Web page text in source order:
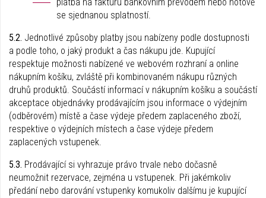
se sjednanou splatností.
5.2. Jednotlivé způsoby platby jsou nabízeny podle dostupnosti
a podle toho, o jaký produkt a čas nákupu jde. Kupující
respektuje možnosti nabízené ve webovém rozhraní a online
nákupním košíku, zvláště při kombinovaném nákupu různých
druhů produktů. Součástí informací v nákupním košíku a součástí
akceptace objednávky prodávajícím jsou informace o výdejním
(odběrovém) místě a čase výdeje předem zaplaceného zboží,
respektive o výdejních místech a čase výdeje předem
zaplacených vstupenek.
5.3. Prodávající si vyhrazuje právo trvale nebo dočasně
neumožnit rezervace, zejména u vstupenek. Při jakémkoliv
předání nebo darování vstupenky komukoliv dalšímu je kupující